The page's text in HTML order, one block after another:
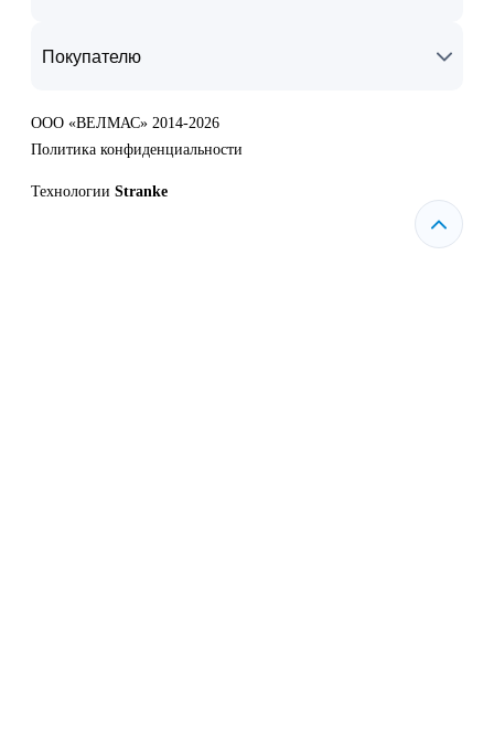
Покупателю
ООО «ВЕЛМАС» 2014-2026
Политика конфиденциальности
Технологии Stranke